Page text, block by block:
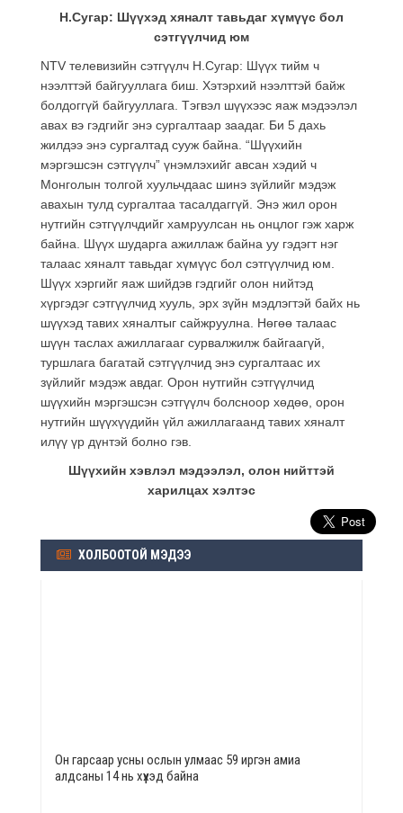
Н.Сугар: Шүүхэд хяналт тавьдаг хүмүүс бол
сэтгүүлчид юм
NTV телевизийн сэтгүүлч Н.Сугар: Шүүх тийм ч
нээлттэй байгууллага биш. Хэтэрхий нээлттэй байж
болдоггүй байгууллага. Тэгвэл шүүхээс яаж мэдээлэл
авах вэ гэдгийг энэ сургалтаар заадаг. Би 5 дахь
жилдээ энэ сургалтад сууж байна. “Шүүхийн
мэргэшсэн сэтгүүлч” үнэмлэхийг авсан хэдий ч
Монголын толгой хуульчдаас шинэ зүйлийг мэдэж
авахын тулд сургалтаа тасалдаггүй. Энэ жил орон
нутгийн сэтгүүлчдийг хамруулсан нь онцлог гэж харж
байна. Шүүх шударга ажиллаж байна уу гэдэгт нэг
талаас хяналт тавьдаг хүмүүс бол сэтгүүлчид юм.
Шүүх хэргийг яаж шийдэв гэдгийг олон нийтэд
хүргэдэг сэтгүүлчид хууль, эрх зүйн мэдлэгтэй байх нь
шүүхэд тавих хяналтыг сайжруулна. Нөгөө талаас
шүүн таслах ажиллагааг сурвалжилж байгаагүй,
туршлага багатай сэтгүүлчид энэ сургалтаас их
зүйлийг мэдэж авдаг. Орон нутгийн сэтгүүлчид
шүүхийн мэргэшсэн сэтгүүлч болсноор хөдөө, орон
нутгийн шүүхүүдийн үйл ажиллагаанд тавих хяналт
илүү үр дүнтэй болно гэв.
Шүүхийн хэвлэл мэдээлэл, олон нийттэй
харилцах хэлтэс
ХОЛБООТОЙ МЭДЭЭ
Он гарсаар усны ослын улмаас 59 иргэн амиа
алдсаны 14 нь хүүхэд байна